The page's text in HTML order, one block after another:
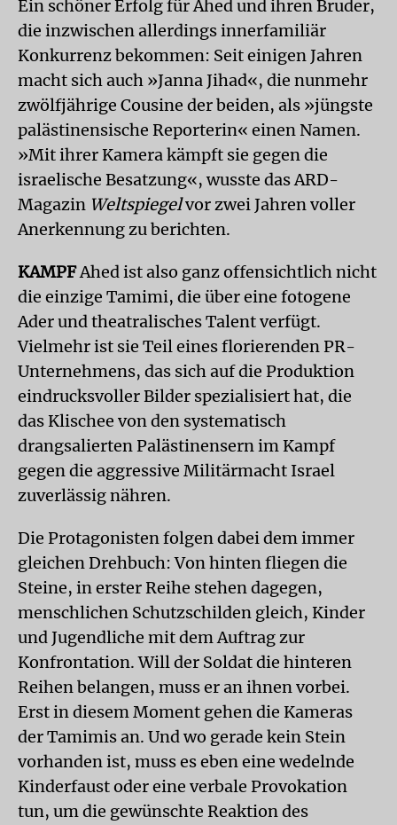
Ein schöner Erfolg für Ahed und ihren Bruder,
die inzwischen allerdings innerfamiliär
Konkurrenz bekommen: Seit einigen Jahren
macht sich auch »Janna Jihad«, die nunmehr
zwölfjährige Cousine der beiden, als »jüngste
palästinensische Reporterin« einen Namen.
»Mit ihrer Kamera kämpft sie gegen die
israelische Besatzung«, wusste das ARD-
Magazin Weltspiegelvor zwei Jahren voller
Anerkennung zu berichten.
KAMPFAhed ist also ganz offensichtlich nicht
die einzige Tamimi, die über eine fotogene
Ader und theatralisches Talent verfügt.
Vielmehr ist sie Teil eines florierenden PR-
Unternehmens, das sich auf die Produktion
eindrucksvoller Bilder spezialisiert hat, die
das Klischee von den systematisch
drangsalierten Palästinensern im Kampf
gegen die aggressive Militärmacht Israel
zuverlässig nähren.
Die Protagonisten folgen dabei dem immer
gleichen Drehbuch: Von hinten fliegen die
Steine, in erster Reihe stehen dagegen,
menschlichen Schutzschilden gleich, Kinder
und Jugendliche mit dem Auftrag zur
Konfrontation. Will der Soldat die hinteren
Reihen belangen, muss er an ihnen vorbei.
Erst in diesem Moment gehen die Kameras
der Tamimis an. Und wo gerade kein Stein
vorhanden ist, muss es eben eine wedelnde
Kinderfaust oder eine verbale Provokation
tun, um die gewünschte Reaktion des